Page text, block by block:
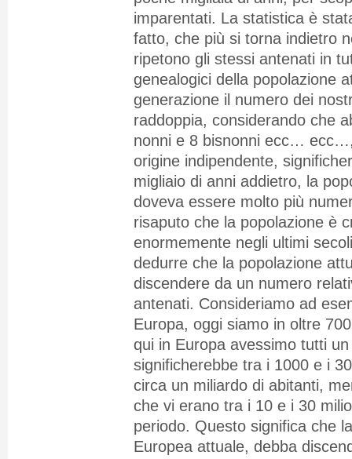
imparentati. La statistica è
fatto, che più si torna indietro
ripetono gli stessi antenati in
genealogici della popolazione
generazione il numero dei
raddoppia, considerando che
nonni e 8 bisnonni ecc…
origine indipendente,
migliaio di anni addietro, la
doveva essere molto più
risaputo che la popolazione è
enormemente negli ultimi
dedurre che la popolazione
discendere da un numero
antenati. Consideriamo ad
Europa, oggi siamo in oltre
qui in Europa avessimo tutti
significherebbe tra i 1000 e i
circa un miliardo di abitanti,
che vi erano tra i 10 e i 30
periodo. Questo significa che
Europea attuale, debba